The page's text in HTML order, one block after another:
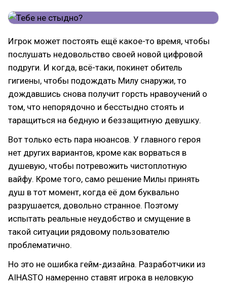
Игрок может постоять ещё какое-то время, чтобы
послушать недовольство своей новой цифровой
подруги. И когда, всё-таки, покинет обитель
гигиены, чтобы подождать Милу снаружи, то
дождавшись снова получит горсть нравоучений о
том, что непорядочно и бесстыдно стоять и
таращиться на бедную и беззащитную девушку.
Вот только есть пара нюансов. У главного героя
нет других вариантов, кроме как ворваться в
душевую, чтобы потревожить чистоплотную
вайфу. Кроме того, само решение Милы принять
душ в тот момент, когда её дом буквально
разрушается, довольно странное. Поэтому
испытать реальные неудобство и смущение в
такой ситуации рядовому пользователю
проблематично.
Но это не ошибка гейм-дизайна. Разработчики из
AIHASTO намеренно ставят игрока в неловкую